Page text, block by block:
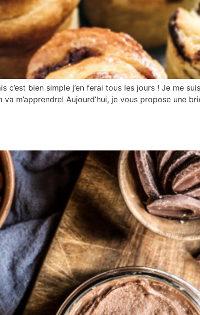
bien simple j’en ferai tous les jours ! Je me
va m’apprendre! Aujourd’hui, je vous propose une